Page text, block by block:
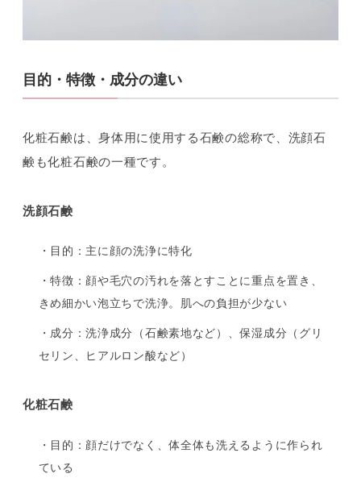
目的・特徴・成分の違い
化粧石鹸は、身体用に使用する石鹸の総称で、洗顔石
鹸も化粧石鹸の一種です。
洗顔石鹸
・目的：主に顔の洗浄に特化
・特徴：顔や毛穴の汚れを落とすことに重点を置き、
きめ細かい泡立ちで洗浄。肌への負担が少ない
・成分：洗浄成分（石鹸素地など）、保湿成分（グリ
セリン、ヒアルロン酸など）
化粧石鹸
・目的：顔だけでなく、体全体も洗えるように作られ
ている